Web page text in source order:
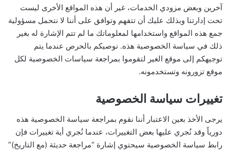
آخرين وبعض مزودي الخدمات، غير أن هذه المواقع الأخرى ليست
تحت إدارتنا وبذلك عليك أن تتفهم وتوافق على أننا لا نتحمل مسؤولية
جمع هذه المواقع واستخدامها لمعلوماتك ما لم تتم الإشارة له بغير
ذلك في سياسة الخصوصية هذه. نوصيكم بالحرص عندما يتم
توجيهكم إلى موقع الغير لتقوموا بمراجعة سياسات الخصوصية لكل
موقع تزورونه وتستخدمونه.
تغييرات سياسة الخصوصية
يرجى الأخذ بعين الاعتبار أننا نقوم بمراجعة سياسة الخصوصية هذه
دورياً وقد نُجري عليها بعض التغييرات، عندما نُجري أية تغييرات فإن
رابط سياسة الخصوصية سيحتوي إشارة “مراجعة حديثة (مع التاريخ)”